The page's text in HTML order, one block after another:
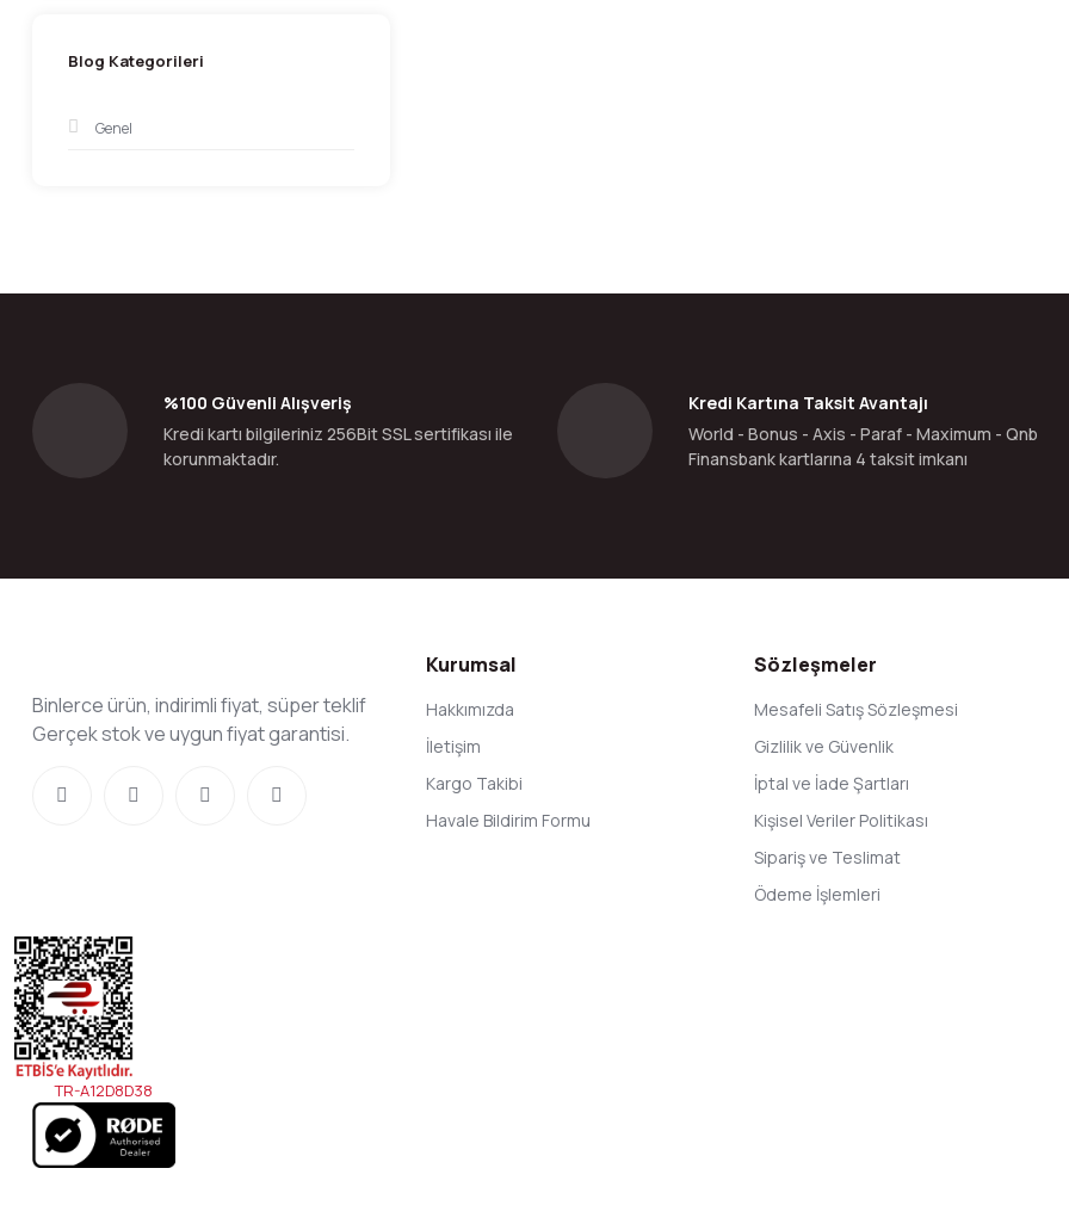
Blog Kategorileri
Genel
%100 Güvenli Alışveriş
Kredi kartı bilgileriniz 256Bit SSL sertifikası ile
korunmaktadır.
Kredi Kartına Taksit Avantajı
World - Bonus - Axis - Paraf - Maximum - Qnb
Finansbank kartlarına 4 taksit imkanı
Binlerce ürün, indirimli fiyat, süper teklif
Gerçek stok ve uygun fiyat garantisi.
Kurumsal
Hakkımızda
İletişim
Kargo Takibi
Havale Bildirim Formu
Sözleşmeler
Mesafeli Satış Sözleşmesi
Gizlilik ve Güvenlik
İptal ve İade Şartları
Kişisel Veriler Politikası
Sipariş ve Teslimat
Ödeme İşlemleri
TR-A12D8D38